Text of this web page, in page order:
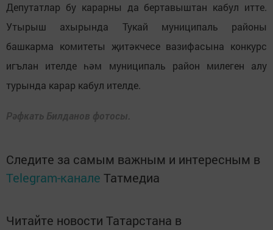
Депутатлар бу карарны да бертавыштан кабул итте.
Утырыш ахырында Тукай муниципаль районы
башкарма комитеты җитәкчесе вазифасына конкурс
игълан ителде һәм муниципаль район милеген алу
турында карар кабул ителде.
Рәфкать Билданов фотосы.
Следите за самым важным и интересным в
Telegram-канале Татмедиа
Читайте новости Татарстана в